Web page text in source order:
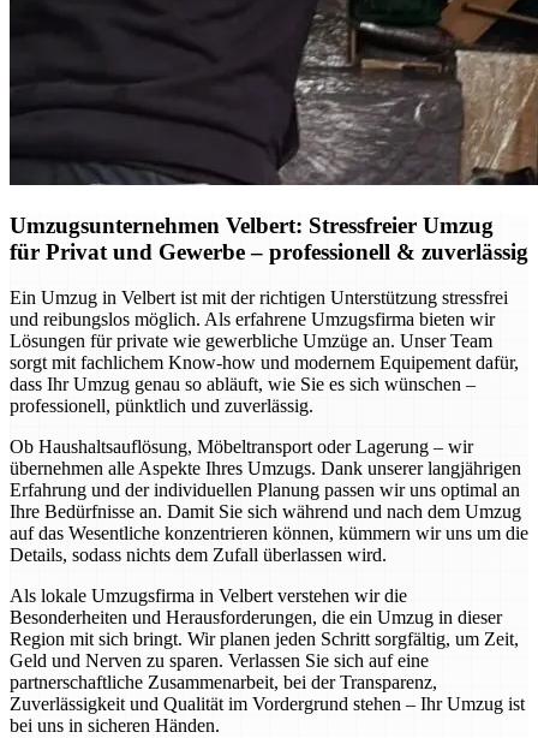
Umzugsunternehmen Velbert: Stressfreier Umzug
für Privat und Gewerbe – professionell & zuverlässig
Ein Umzug in Velbert ist mit der richtigen Unterstützung stressfrei
und reibungslos möglich. Als erfahrene Umzugsfirma bieten wir
Lösungen für private wie gewerbliche Umzüge an. Unser Team
sorgt mit fachlichem Know-how und modernem Equipement dafür,
dass Ihr Umzug genau so abläuft, wie Sie es sich wünschen –
professionell, pünktlich und zuverlässig.
Ob Haushaltsauflösung, Möbeltransport oder Lagerung – wir
übernehmen alle Aspekte Ihres Umzugs. Dank unserer langjährigen
Erfahrung und der individuellen Planung passen wir uns optimal an
Ihre Bedürfnisse an. Damit Sie sich während und nach dem Umzug
auf das Wesentliche konzentrieren können, kümmern wir uns um die
Details, sodass nichts dem Zufall überlassen wird.
Als lokale Umzugsfirma in Velbert verstehen wir die
Besonderheiten und Herausforderungen, die ein Umzug in dieser
Region mit sich bringt. Wir planen jeden Schritt sorgfältig, um Zeit,
Geld und Nerven zu sparen. Verlassen Sie sich auf eine
partnerschaftliche Zusammenarbeit, bei der Transparenz,
Zuverlässigkeit und Qualität im Vordergrund stehen – Ihr Umzug ist
bei uns in sicheren Händen.